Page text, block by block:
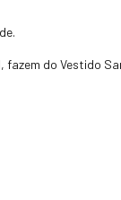
do Vestido